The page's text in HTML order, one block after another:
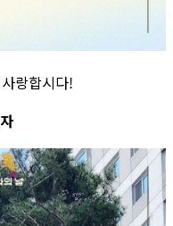
랑합시다!